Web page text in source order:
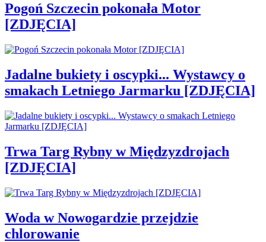
Pogoń Szczecin pokonała Motor
[ZDJĘCIA]
Jadalne bukiety i oscypki... Wystawcy o
smakach Letniego Jarmarku [ZDJĘCIA]
Trwa Targ Rybny w Międzyzdrojach
[ZDJĘCIA]
Woda w Nowogardzie przejdzie
chlorowanie